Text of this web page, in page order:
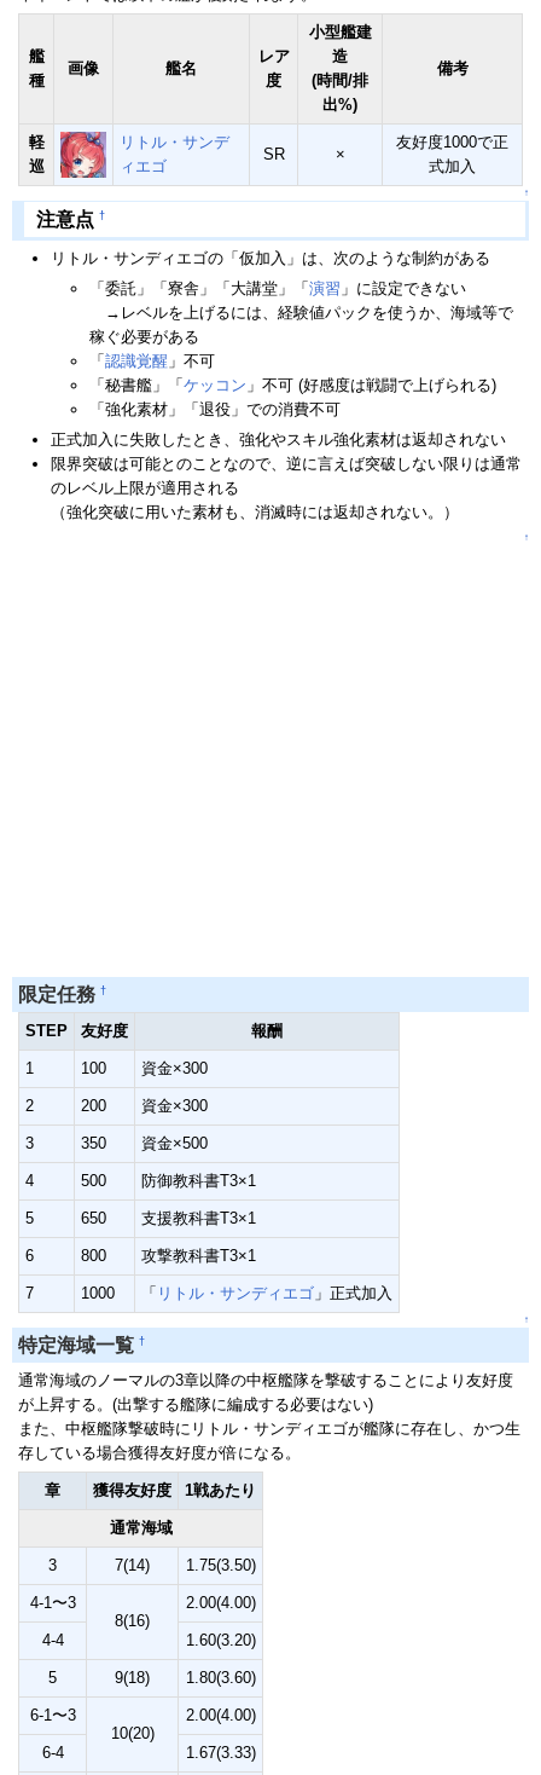
艦
種
画像 艦名
レア
度
小型艦建
造
(時間/排
出%)
備考
軽
巡
リトル・サンデ
ィエゴ
SR ×
友好度1000で正
式加入
↑
注意点 †
リトル・サンディエゴの「仮加入」は、次のような制約がある
「委託」「寮舎」「大講堂」「 演習 」に設定できない
→レベルを上げるには、経験値パックを使うか、海域等で
稼ぐ必要がある
「 認識覚醒 」不可
「秘書艦」「 ケッコン 」不可 (好感度は戦闘で上げられる)
「強化素材」「退役」での消費不可
正式加入に失敗したとき、強化やスキル強化素材は返却されない
限界突破は可能とのことなので、逆に言えば突破しない限りは通常
のレベル上限が適用される
（強化突破に用いた素材も、消滅時には返却されない。）
↑
限定任務 †
STEP 友好度 報酬
1 100 資金×300
2 200 資金×300
3 350 資金×500
4 500 防御教科書T3×1
5 650 支援教科書T3×1
6 800 攻撃教科書T3×1
7 1000 「 リトル・サンディエゴ 」正式加入
↑
特定海域一覧 †
通常海域のノーマルの3章以降の中枢艦隊を撃破することにより友好度
が上昇する。(出撃する艦隊に編成する必要はない)
また、中枢艦隊撃破時にリトル・サンディエゴが艦隊に存在し、かつ生
存している場合獲得友好度が倍になる。
章 獲得友好度 1戦あたり
通常海域
3 7(14) 1.75(3.50)
4-1〜3
8(16)
2.00(4.00)
4-4 1.60(3.20)
5 9(18) 1.80(3.60)
6-1〜3
10(20)
2.00(4.00)
6-4 1.67(3.33)